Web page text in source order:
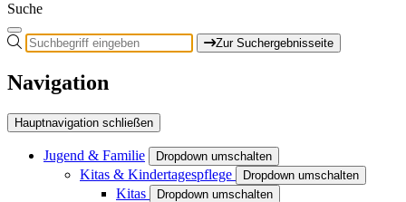
Suche
Zur Suchergebnisseite
Navigation
Hauptnavigation schließen
Jugend & Familie Dropdown umschalten
Kitas & Kindertagespflege Dropdown umschalten
Kitas Dropdown umschalten